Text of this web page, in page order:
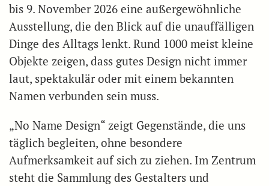
bis 9. November 2026 eine außergewöhnliche
Ausstellung, die den Blick auf die unauffälligen
Dinge des Alltags lenkt. Rund 1000 meist kleine
Objekte zeigen, dass gutes Design nicht immer
laut, spektakulär oder mit einem bekannten
Namen verbunden sein muss.
„No Name Design“ zeigt Gegenstände, die uns
täglich begleiten, ohne besondere
Aufmerksamkeit auf sich zu ziehen. Im Zentrum
steht die Sammlung des Gestalters und